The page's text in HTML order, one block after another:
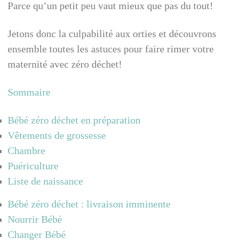
Parce qu’un petit peu vaut mieux que pas du tout!
Jetons donc la culpabilité aux orties et découvrons
ensemble toutes les astuces pour faire rimer votre
maternité avec zéro déchet!
Sommaire
Bébé zéro déchet en préparation
Vêtements de grossesse
Chambre
Puériculture
Liste de naissance
Bébé zéro déchet : livraison imminente
Nourrir Bébé
Changer Bébé